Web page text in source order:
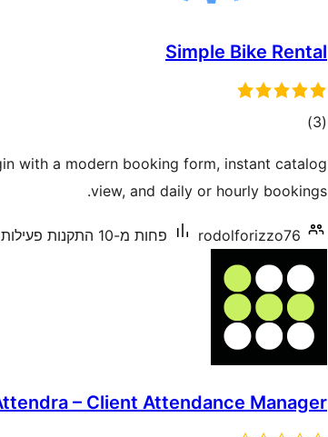
Simple Bike Rental
(3 דרוגים)
with a modern booking form, instant catalog
view, and daily or hourly bookings.
rodolforizzo76 פחות מ-10 התקנות פעילות
– Client Attendance Manager